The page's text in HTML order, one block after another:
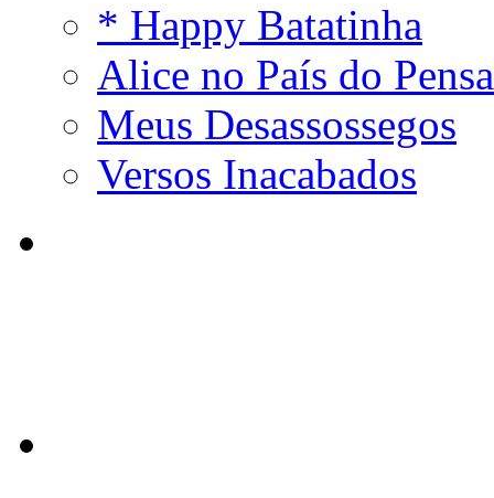
* Happy Batatinha
Alice no País do
Meus Desassossegos
Versos Inacabados